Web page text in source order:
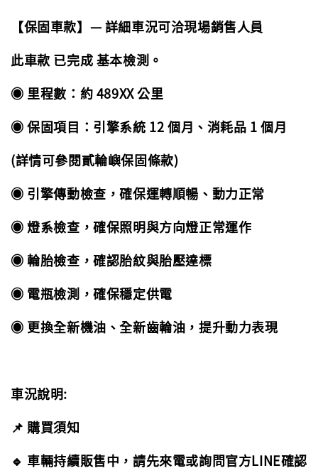
【保固車款】— 詳細車況可洽現場銷售人員
此車款 已完成 基本檢測。
◉ 里程數：約 489XX 公里
◉ 保固項目：引擎系統 12 個月、消耗品 1 個月
(詳情可參閱貳輪嶼保固條款)
◉ 引擎傳動檢查，確保運轉順暢、動力正常
◉ 燈系檢查，確保照明與方向燈正常運作
◉ 輪胎檢查，確認胎紋與胎壓達標
◉ 電瓶檢測，確保穩定供電
◉ 更換全新機油、全新齒輪油，提升動力表現
車況說明:
📌 購買須知
🔹 車輛持續販售中，請先來電或詢問官方LINE確認